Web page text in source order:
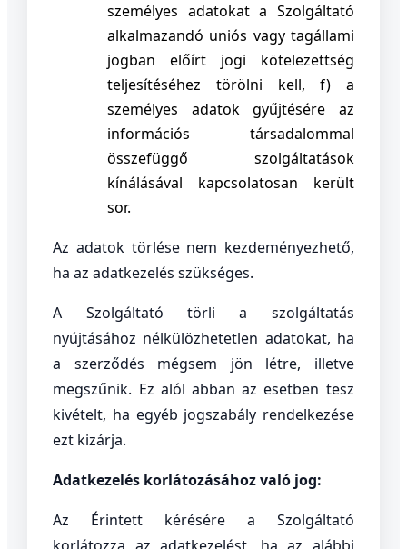
személyes adatokat a Szolgáltató
alkalmazandó uniós vagy tagállami
jogban előírt jogi kötelezettség
teljesítéséhez törölni kell,
f) a
személyes adatok gyűjtésére az
információs társadalommal
összefüggő szolgáltatások
kínálásával kapcsolatosan került
sor.
Az adatok törlése nem kezdeményezhető,
ha az adatkezelés szükséges.
A Szolgáltató törli a szolgáltatás
nyújtásához nélkülözhetetlen adatokat, ha
a szerződés mégsem jön létre, illetve
megszűnik. Ez alól abban az esetben tesz
kivételt, ha egyéb jogszabály rendelkezése
ezt kizárja.
Adatkezelés korlátozásához való jog:
Az Érintett kérésére a Szolgáltató